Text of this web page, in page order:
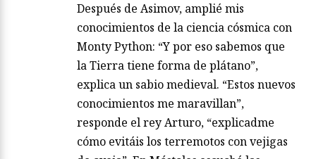
Después de Asimov, amplié mis
conocimientos de la ciencia cósmica con
Monty Python: “Y por eso sabemos que
la Tierra tiene forma de plátano”,
explica un sabio medieval. “Estos nuevos
conocimientos me maravillan”,
responde el rey Arturo, “explicadme
cómo evitáis los terremotos con vejigas